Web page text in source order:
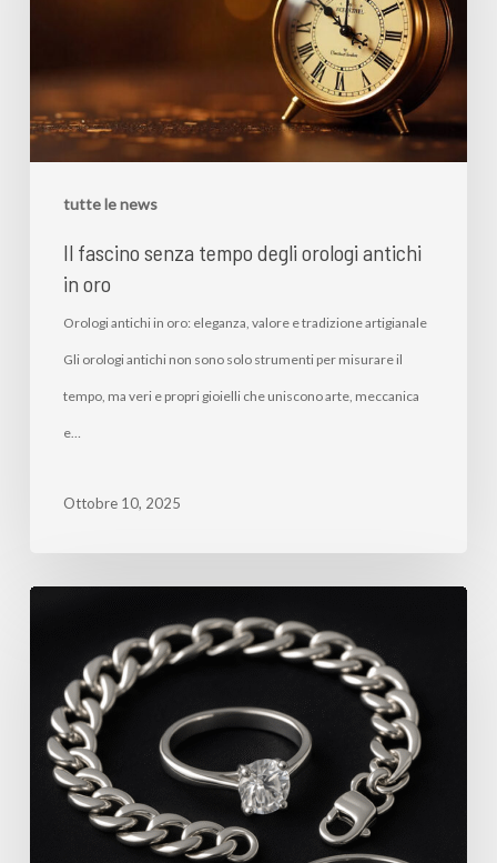
tutte le news
Il fascino senza tempo degli orologi antichi
in oro
Orologi antichi in oro: eleganza, valore e tradizione artigianale
Gli orologi antichi non sono solo strumenti per misurare il
tempo, ma veri e propri gioielli che uniscono arte, meccanica
e…
Ottobre 10, 2025